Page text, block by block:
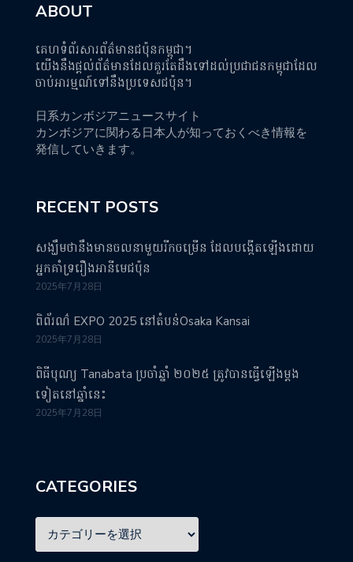
ABOUT
គេហទំព័រសារព័ត៌មានជប៉ុនកម្ពុជា។
យើងនឹងផ្តល់ព័ត៌មានដែលគួរតែដឹងទៅដល់ប្រជាជនកម្ពុជាដែល
ចាប់អារម្មណ៍ទៅនឹងប្រទេសជប៉ុន។
日系カンボジアニュースサイト
カンボジアに関わる日本人が知っておくべき情報を
発信していきます。
RECENT POSTS
សង្ឃឹមថានឹងមានចលនាមួយរីកចម្រើន ដែលបង្កើតឡើងដោយ
អ្នកគាំទ្ររឿងអានីមេជប៉ុន
2025年7月28日
ពិព័រណ៌ EXPO 2025 នៅតំបន់Osaka Kansai
2025年7月28日
ពិធីបុណ្យ Tanabata ប្រចាំឆ្នាំ ២០២៥ ត្រូវបានធ្វើឡើងម្តង
ទៀតនៅឆ្នាំនេះ
2025年7月28日
CATEGORIES